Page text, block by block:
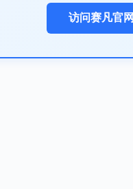
访问赛凡官网